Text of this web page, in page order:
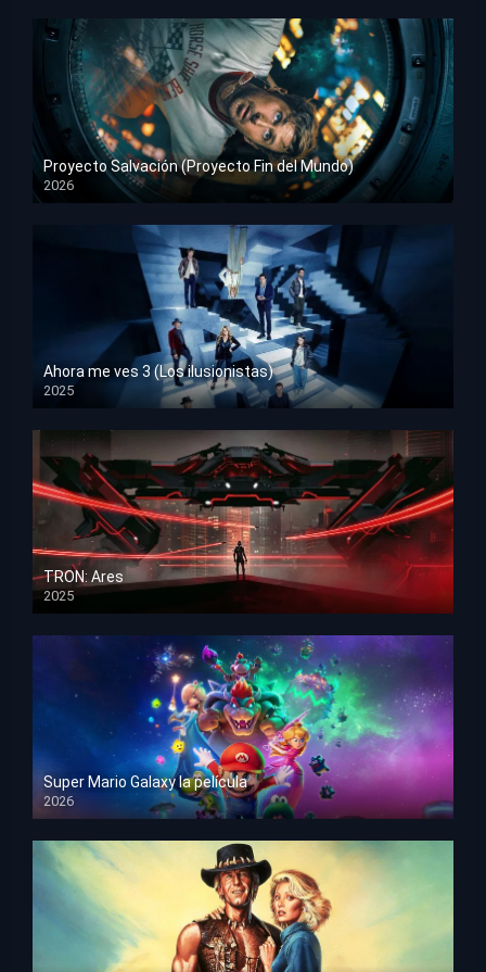
Proyecto Salvación (Proyecto Fin del Mundo)
2026
HD 1080p
Ahora me ves 3 (Los ilusionistas)
2025
HD 1080p
TRON: Ares
2025
HD 1080p
Super Mario Galaxy la película
2026
HD 1080p